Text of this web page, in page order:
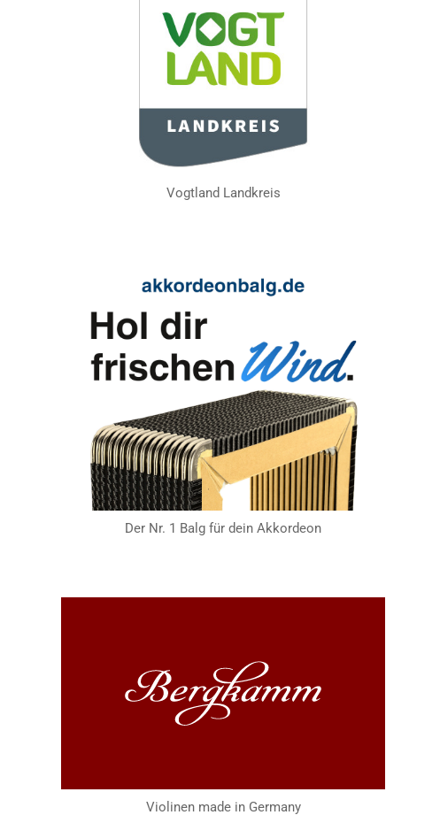
Vogtland Landkreis
Der Nr. 1 Balg für dein Akkordeon
Violinen made in Germany